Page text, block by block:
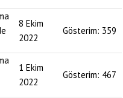
8 Ekim
2022
Gösterim: 359
1 Ekim
2022
Gösterim: 467